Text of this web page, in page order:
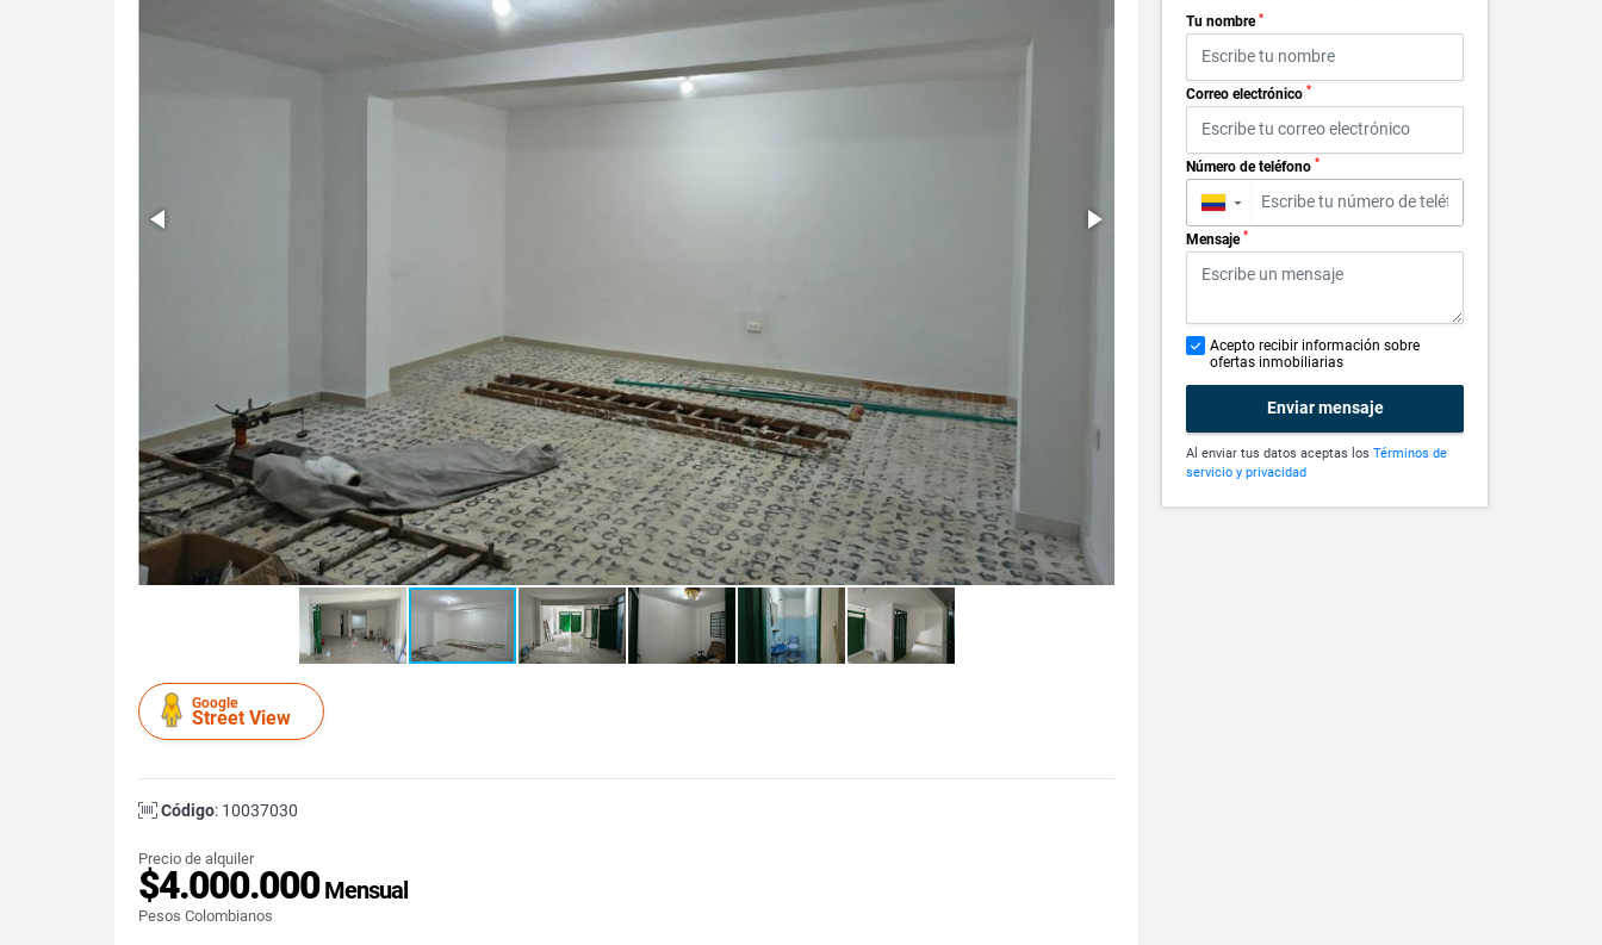
Google
Street View
Código: 10037030
Precio de alquiler
$4.000.000Mensual
Pesos Colombianos
Tu nombre *
Correo electrónico *
Número de teléfono *
▼
Mensaje *
Acepto recibir información sobre
ofertas inmobiliarias
Enviar mensaje
Al enviar tus datos aceptas los Términos de
servicio y privacidad